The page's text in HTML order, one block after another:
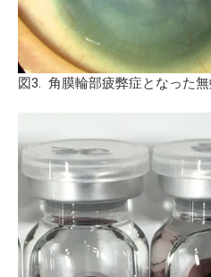
図3. 角膜輪部疲弊症となった